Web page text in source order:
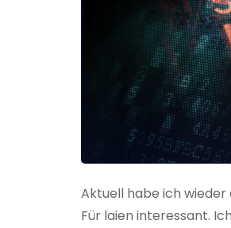
Aktuell habe ich wieder
Für laien interessant.